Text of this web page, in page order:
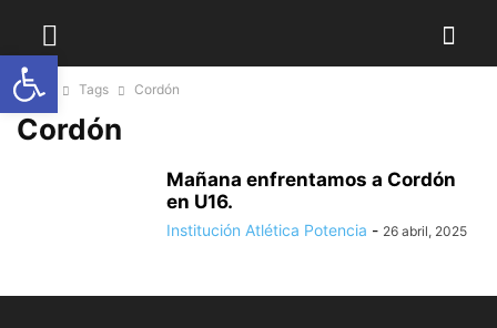
Abrir barra de herramientas
Home Tags Cordón
Cordón
Mañana enfrentamos a Cordón
en U16.
Institución Atlética Potencia - 26 abril, 2025